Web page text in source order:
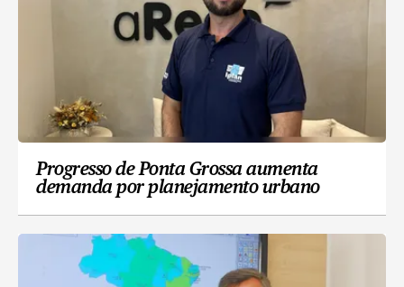
Progresso de Ponta Grossa aumenta
demanda por planejamento urbano